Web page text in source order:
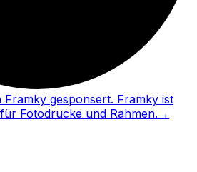
gesponsert. Framky ist
Fotodrucke und Rahmen. →